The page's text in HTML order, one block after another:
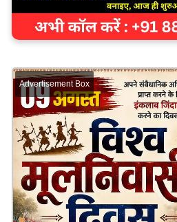
Advertisement Box